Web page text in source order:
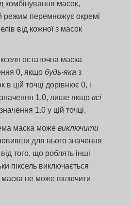
комбінування масок,
режим перемножує окремі
від кожної з масок
остаточна маска
0, якщо будь-яка з
в цій точці дорівнює 0, і
1.0, лише якщовсі
1.0 у цій точці.
маска можевиключити
для нього значення
того, що роблять інші
піксель виключається
не може включити